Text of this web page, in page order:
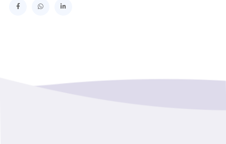
SERVICIO DE SALUD TALCAHUANO HOSPITAL DE
GOBERNACION PROVINCIAL DE TALCA